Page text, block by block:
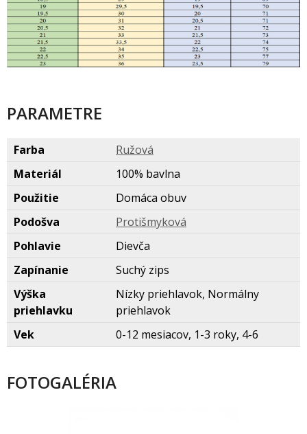
PARAMETRE
Farba
Ružov
Materiál
100% bavlna
Použitie
Domáca obuv
Podošva
Protišmykov
Pohlavie
Dievča
Zapínanie
Suchý zips
Výška
priehlavku
Nízky priehlavok, Normálny
priehlavok
Vek
0-12 mesiacov, 1-3 roky, 4-6
FOTOGALÉRIA